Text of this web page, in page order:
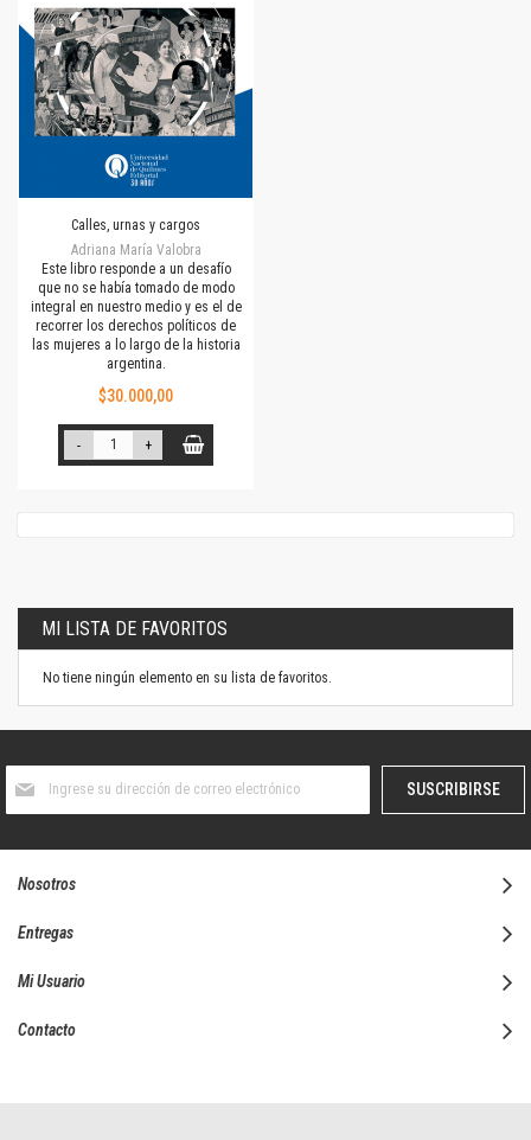
Calles, urnas y cargos
Adriana María Valobra
Este libro responde a un desafío
que no se había tomado de modo
integral en nuestro medio y es el de
recorrer los derechos políticos de
las mujeres a lo largo de la historia
argentina.
$30.000,00
- +
MI LISTA DE FAVORITOS
No tiene ningún elemento en su lista de favoritos.
boletín
SUSCRIBIRSE
Nosotros
Entregas
Mi Usuario
Contacto